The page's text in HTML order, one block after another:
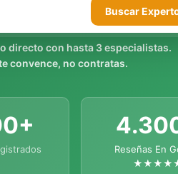
Buscar
directo con hasta 3 especialistas.
convence, no contratas.
Reseñas En